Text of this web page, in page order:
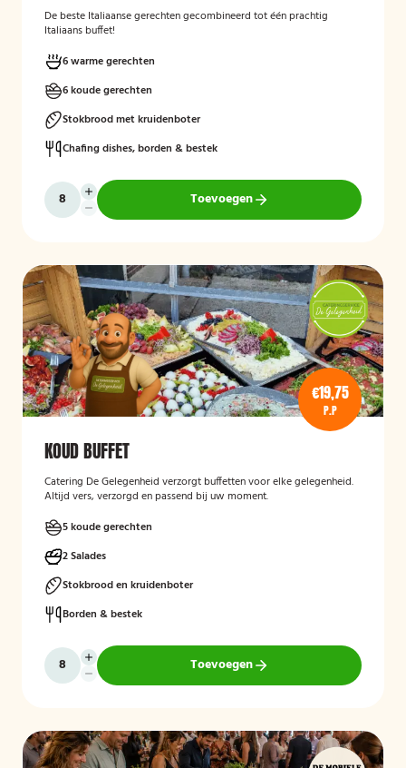
De beste Italiaanse gerechten gecombineerd tot één prachtig
Italiaans buffet!
6 warme gerechten
6 koude gerechten
Stokbrood met kruidenboter
Chafing dishes, borden & bestek
Toevoegen
€19,75
P.P
KOUD BUFFET
Catering De Gelegenheid verzorgt buffetten voor elke gelegenheid.
Altijd vers, verzorgd en passend bij uw moment.
5 koude gerechten
2 Salades
Stokbrood en kruidenboter
Borden & bestek
Toevoegen